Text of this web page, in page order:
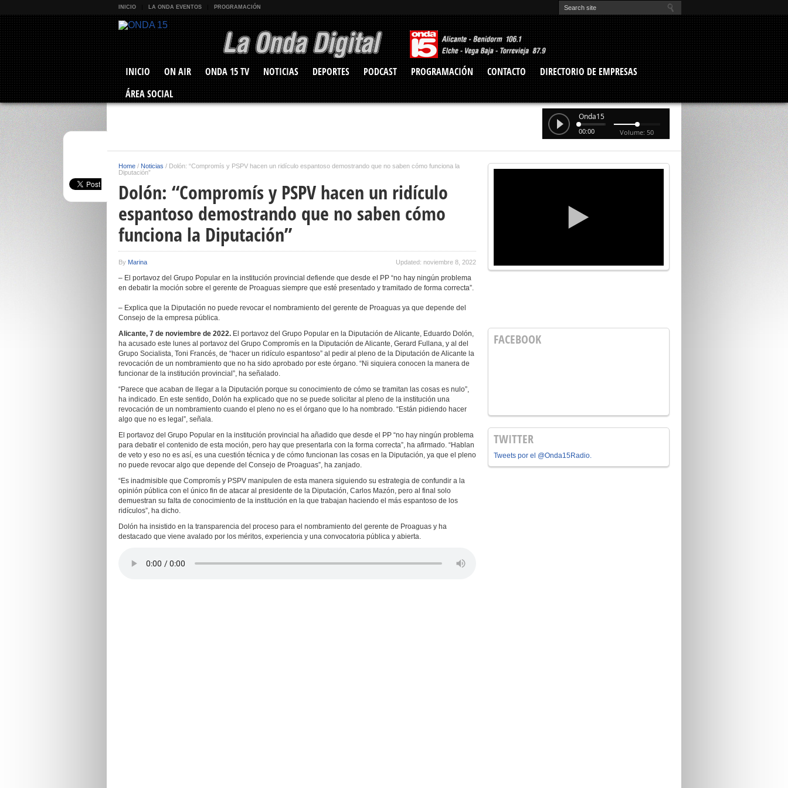
INICIO LA ONDA EVENTOS PROGRAMACIÓN
INICIO ON AIR ONDA 15 TV NOTICIAS DEPORTES PODCAST PROGRAMACIÓN CONTACTO
DIRECTORIO DE EMPRESAS
ÁREA SOCIAL
Onda15
00:00 Volume: 50
Home / Noticias / Dolón: “Compromís y PSPV hacen un ridículo espantoso demostrando que no saben cómo funciona la
Diputación”
Dolón: “Compromís y PSPV hacen un ridículo
espantoso demostrando que no saben cómo
funciona la Diputación”
By Marina Updated: noviembre 8, 2022
– El portavoz del Grupo Popular en la institución provincial defiende que desde el PP “no hay ningún problema
en debatir la moción sobre el gerente de Proaguas siempre que esté presentado y tramitado de forma correcta”.
– Explica que la Diputación no puede revocar el nombramiento del gerente de Proaguas ya que depende del
Consejo de la empresa pública.
Alicante, 7 de noviembre de 2022. El portavoz del Grupo Popular en la Diputación de Alicante, Eduardo Dolón,
ha acusado este lunes al portavoz del Grupo Compromís en la Diputación de Alicante, Gerard Fullana, y al del
Grupo Socialista, Toni Francés, de “hacer un ridículo espantoso” al pedir al pleno de la Diputación de Alicante la
revocación de un nombramiento que no ha sido aprobado por este órgano. “Ni siquiera conocen la manera de
funcionar de la institución provincial”, ha señalado.
“Parece que acaban de llegar a la Diputación porque su conocimiento de cómo se tramitan las cosas es nulo”,
ha indicado. En este sentido, Dolón ha explicado que no se puede solicitar al pleno de la institución una
revocación de un nombramiento cuando el pleno no es el órgano que lo ha nombrado. “Están pidiendo hacer
algo que no es legal”, señala.
El portavoz del Grupo Popular en la institución provincial ha añadido que desde el PP “no hay ningún problema
para debatir el contenido de esta moción, pero hay que presentarla con la forma correcta”, ha afirmado. “Hablan
de veto y eso no es así, es una cuestión técnica y de cómo funcionan las cosas en la Diputación, ya que el pleno
no puede revocar algo que depende del Consejo de Proaguas”, ha zanjado.
“Es inadmisible que Compromís y PSPV manipulen de esta manera siguiendo su estrategia de confundir a la
opinión pública con el único fin de atacar al presidente de la Diputación, Carlos Mazón, pero al final solo
demuestran su falta de conocimiento de la institución en la que trabajan haciendo el más espantoso de los
ridículos”, ha dicho.
Dolón ha insistido en la transparencia del proceso para el nombramiento del gerente de Proaguas y ha
destacado que viene avalado por los méritos, experiencia y una convocatoria pública y abierta.
FACEBOOK
TWITTER
Tweets por el @Onda15Radio.